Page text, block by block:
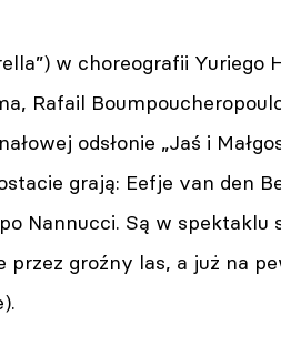
w choreografii Yuriego
Rafail
odsłonie „Jaś i
grają: Eefje van den
Nannucci. Są w spektaklu
groźny las, a już na